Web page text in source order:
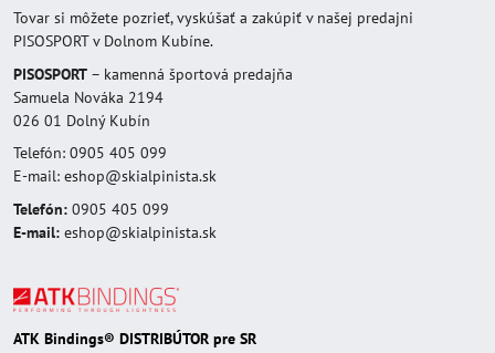
Tovar si môžete pozrieť, vyskúšať a zakúpiť v našej predajni
PISOSPORT v Dolnom Kubíne.
PISOSPORT – kamenná športová predajňa
Samuela Nováka 2194
026 01 Dolný Kubín
Telefón: 0905 405 099
E-mail: eshop@skialpinista.sk
Telefón: 0905 405 099
E-mail: eshop@skialpinista.sk
ATK Bindings® DISTRIBÚTOR pre SR